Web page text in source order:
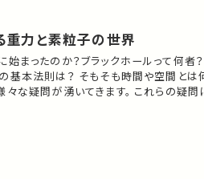
が、ほかの誰かの学びに繋がるか…
重力と素粒子の世界
始まったのか？ブラックホールって何者
基本法則は？ そもそも時間や空間とは
々な疑問が湧いてきます。 これらの疑
験データを駆使して挑むのが宇宙論です